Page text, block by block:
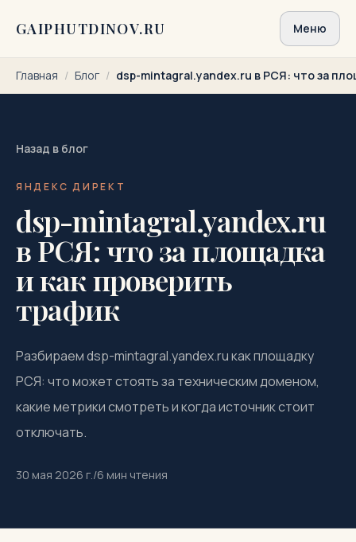
GAIPHUTDINOV.RU Меню
Главная / Блог / dsp-mintagral.yandex.ru в РСЯ: что за
Назад в блог
ЯНДЕКС ДИРЕКТ
dsp-mintagral.yandex.ru
в РСЯ: что за площадка
и как проверить
трафик
Разбираем dsp-mintagral.yandex.ru как площадку
РСЯ: что может стоять за техническим доменом,
какие метрики смотреть и когда источник стоит
отключать.
30 мая 2026 г./6 мин чтения